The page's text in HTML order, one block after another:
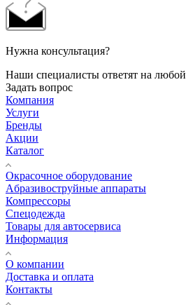
Нужна консультация?
Наши специалисты ответят на
Задать вопрос
Компания
Услуги
Бренды
Акции
Каталог
Окрасочное оборудование
Aбразивоструйные аппараты
Компрессоры
Спецодежда
Товары для автосервиса
Информация
О компании
Доставка и оплата
Контакты